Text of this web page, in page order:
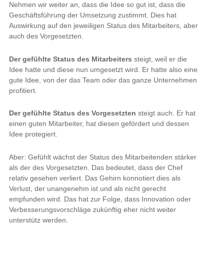
Nehmen wir weiter an, dass die Idee so gut ist, dass die
Geschäftsführung der Umsetzung zustimmt. Dies hat
Auswirkung auf den jeweiligen Status des Mitarbeiters, aber
auch des Vorgesetzten.
Der gefühlte Status des Mitarbeiters steigt, weil er die
Idee hatte und diese nun umgesetzt wird. Er hatte also eine
gute Idee, von der das Team oder das ganze Unternehmen
profitiert.
Der gefühlte Status des Vorgesetzten steigt auch. Er hat
einen guten Mitarbeiter, hat diesen gefördert und dessen
Idee protegiert.
Aber: Gefühlt wächst der Status des Mitarbeitenden stärker
als der des Vorgesetzten. Das bedeutet, dass der Chef
relativ gesehen verliert. Das Gehirn konnotiert dies als
Verlust, der unangenehm ist und als nicht gerecht
empfunden wird. Das hat zur Folge, dass Innovation oder
Verbesserungsvorschläge zukünftig eher nicht weiter
unterstütz werden.